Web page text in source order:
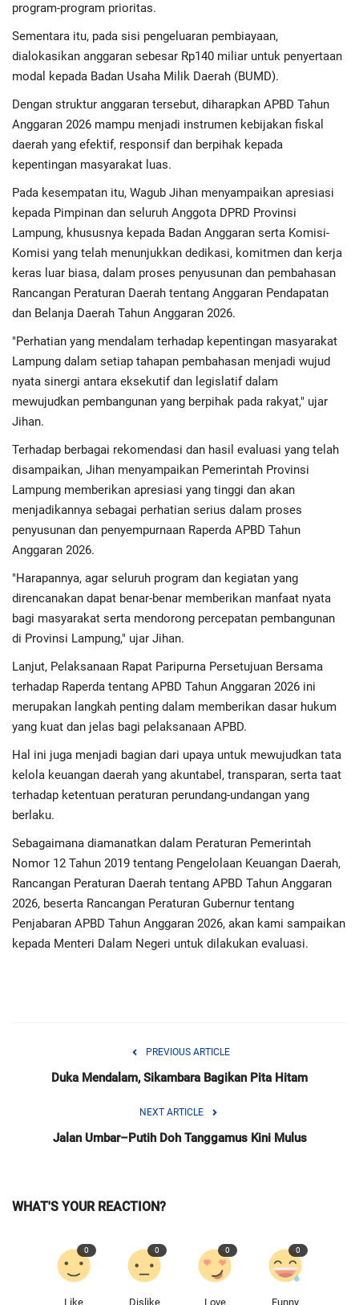
program-program prioritas.
Sementara itu, pada sisi pengeluaran pembiayaan,
dialokasikan anggaran sebesar Rp140 miliar untuk penyertaan
modal kepada Badan Usaha Milik Daerah (BUMD).
Dengan struktur anggaran tersebut, diharapkan APBD Tahun
Anggaran 2026 mampu menjadi instrumen kebijakan fiskal
daerah yang efektif, responsif dan berpihak kepada
kepentingan masyarakat luas.
Pada kesempatan itu, Wagub Jihan menyampaikan apresiasi
kepada Pimpinan dan seluruh Anggota DPRD Provinsi
Lampung, khususnya kepada Badan Anggaran serta Komisi-
Komisi yang telah menunjukkan dedikasi, komitmen dan kerja
keras luar biasa, dalam proses penyusunan dan pembahasan
Rancangan Peraturan Daerah tentang Anggaran Pendapatan
dan Belanja Daerah Tahun Anggaran 2026.
"Perhatian yang mendalam terhadap kepentingan masyarakat
Lampung dalam setiap tahapan pembahasan menjadi wujud
nyata sinergi antara eksekutif dan legislatif dalam
mewujudkan pembangunan yang berpihak pada rakyat," ujar
Jihan.
Terhadap berbagai rekomendasi dan hasil evaluasi yang telah
disampaikan, Jihan menyampaikan Pemerintah Provinsi
Lampung memberikan apresiasi yang tinggi dan akan
menjadikannya sebagai perhatian serius dalam proses
penyusunan dan penyempurnaan Raperda APBD Tahun
Anggaran 2026.
"Harapannya, agar seluruh program dan kegiatan yang
direncanakan dapat benar-benar memberikan manfaat nyata
bagi masyarakat serta mendorong percepatan pembangunan
di Provinsi Lampung," ujar Jihan.
Lanjut, Pelaksanaan Rapat Paripurna Persetujuan Bersama
terhadap Raperda tentang APBD Tahun Anggaran 2026 ini
merupakan langkah penting dalam memberikan dasar hukum
yang kuat dan jelas bagi pelaksanaan APBD.
Hal ini juga menjadi bagian dari upaya untuk mewujudkan tata
kelola keuangan daerah yang akuntabel, transparan, serta taat
terhadap ketentuan peraturan perundang-undangan yang
berlaku.
Sebagaimana diamanatkan dalam Peraturan Pemerintah
Nomor 12 Tahun 2019 tentang Pengelolaan Keuangan Daerah,
Rancangan Peraturan Daerah tentang APBD Tahun Anggaran
2026, beserta Rancangan Peraturan Gubernur tentang
Penjabaran APBD Tahun Anggaran 2026, akan kami sampaikan
kepada Menteri Dalam Negeri untuk dilakukan evaluasi.
PREVIOUS ARTICLE
Duka Mendalam, Sikambara Bagikan Pita Hitam
NEXT ARTICLE
Jalan Umbar–Putih Doh Tanggamus Kini Mulus
WHAT'S YOUR REACTION?
Like
0
Dislike
0
Love
0
Funny
0